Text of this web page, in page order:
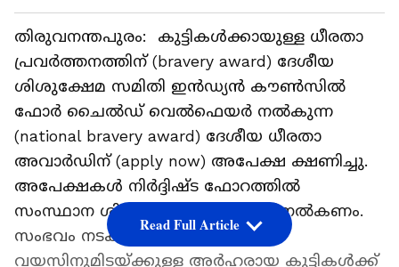
തിരുവനന്തപുരം: കുട്ടികൾക്കായുള്ള ധീരതാ
പ്രവർത്തനത്തിന് (bravery award) ദേശീയ
ശിശുക്ഷേമ സമിതി ഇൻഡ്യൻ കൗൺസിൽ
ഫോർ ചൈൽഡ് വെൽഫെയർ നൽകുന്ന
(national bravery award) ദേശീയ ധീരതാ
അവാർഡിന് (apply now) അപേക്ഷ ക്ഷണിച്ചു.
അപേക്ഷകൾ നിർദ്ദിഷ്ട ഫോറത്തിൽ
സംസ്ഥാന ശിശുക്ഷേമ സമിതിക്ക് നൽകണം.
സംഭവം നടക്കുമ്പോൾ ആറിനും 18
വയസിനുമിടയ്ക്കുള്ള അർഹരായ കുട്ടികൾക്ക്
Read Full Article